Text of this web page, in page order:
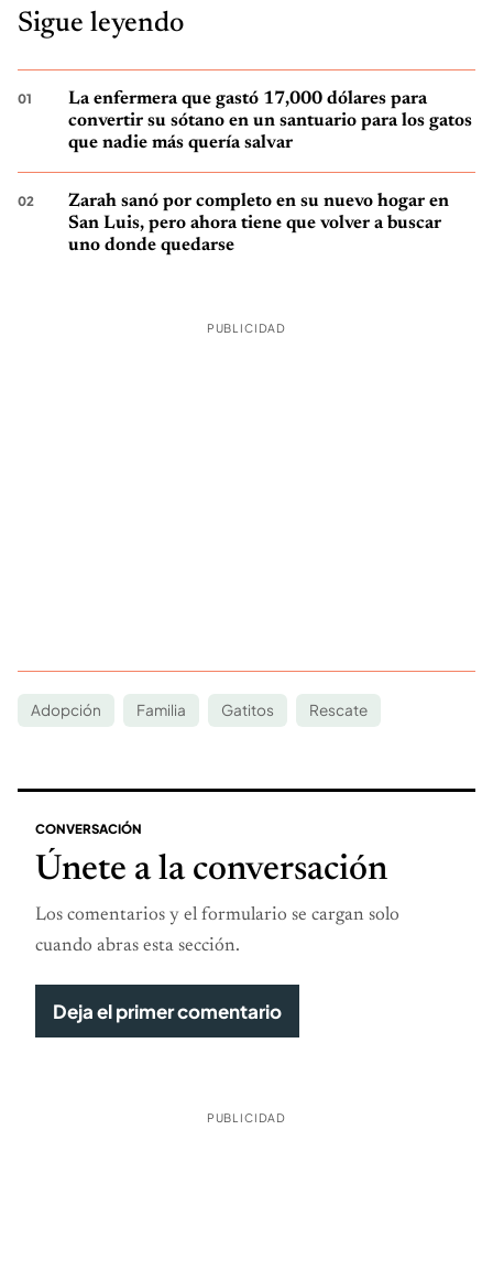
Sigue leyendo
La enfermera que gastó 17,000 dólares para
convertir su sótano en un santuario para los gatos
que nadie más quería salvar
Zarah sanó por completo en su nuevo hogar en
San Luis, pero ahora tiene que volver a buscar
uno donde quedarse
PUBLICIDAD
Adopción Familia Gatitos Rescate
CONVERSACIÓN
Únete a la conversación
Los comentarios y el formulario se cargan solo
cuando abras esta sección.
Deja el primer comentario
PUBLICIDAD